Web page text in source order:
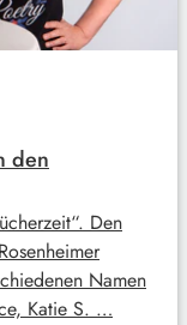
den
Den
Namen
Katie S. …